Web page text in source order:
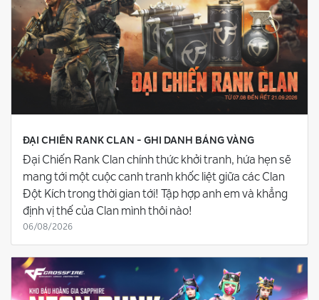
ĐẠI CHIẾN RANK CLAN - GHI DANH BẢNG VÀNG
Đại Chiến Rank Clan chính thức khởi tranh, hứa hẹn sẽ
mang tới một cuộc canh tranh khốc liệt giữa các Clan
Đột Kích trong thời gian tới! Tập hợp anh em và khẳng
định vị thế của Clan mình thôi nào!
06/08/2026